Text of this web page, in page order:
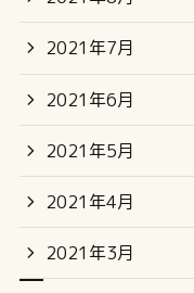
2021年7月
2021年6月
2021年5月
2021年4月
2021年3月